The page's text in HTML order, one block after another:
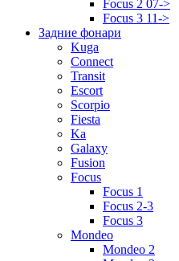
Focus 2 07->
Focus 3 11->
Задние фонари
Kuga
Connect
Transit
Escort
Scorpio
Fiesta
Ka
Galaxy
Fusion
Focus
Focus 1
Focus 2-3
Focus 3
Mondeo
Mondeo 2